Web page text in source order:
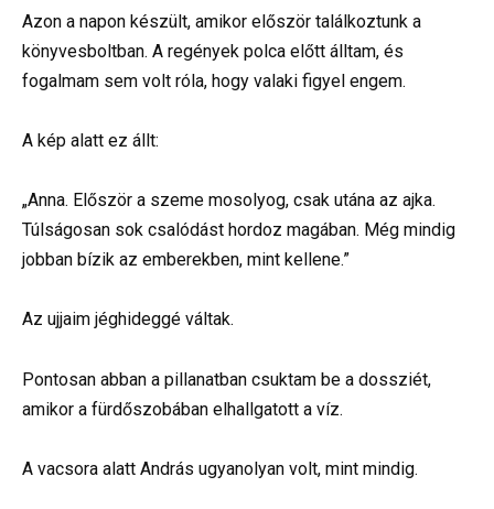
Azon a napon készült, amikor először találkoztunk a
könyvesboltban. A regények polca előtt álltam, és
fogalmam sem volt róla, hogy valaki figyel engem.
A kép alatt ez állt:
„Anna. Először a szeme mosolyog, csak utána az ajka.
Túlságosan sok csalódást hordoz magában. Még mindig
jobban bízik az emberekben, mint kellene.”
Az ujjaim jéghideggé váltak.
Pontosan abban a pillanatban csuktam be a dossziét,
amikor a fürdőszobában elhallgatott a víz.
A vacsora alatt András ugyanolyan volt, mint mindig.